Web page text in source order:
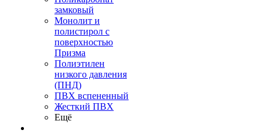
замковый
Монолит и
полистирол с
поверхностью
Призма
Полиэтилен
низкого давления
(ПНД)
ПВХ вспененный
Жесткий ПВХ
Ещё